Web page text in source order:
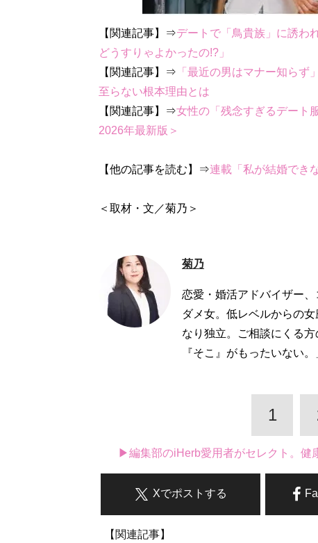
【関連記事】⇒デートで「鳥貴族」に誘わ
どうすりゃよかったの!?」
【関連記事】⇒ 「最近の男はマナー知ら
至らない根本理由とは
【関連記事】⇒女性の「残念すぎるデート
2026年最新版＞
【他の記事を読む】⇒連載「私が結婚でき
＜取材・文／菊乃＞
菊乃
恋愛・婚活アドバイザー
ダメ女。低レベルからの
なり独立。ご相談にくる
『そこ』がもったいない
1
▶編集部のiHerb愛用者がセレクト。健
Xでポストする
【関連記事】